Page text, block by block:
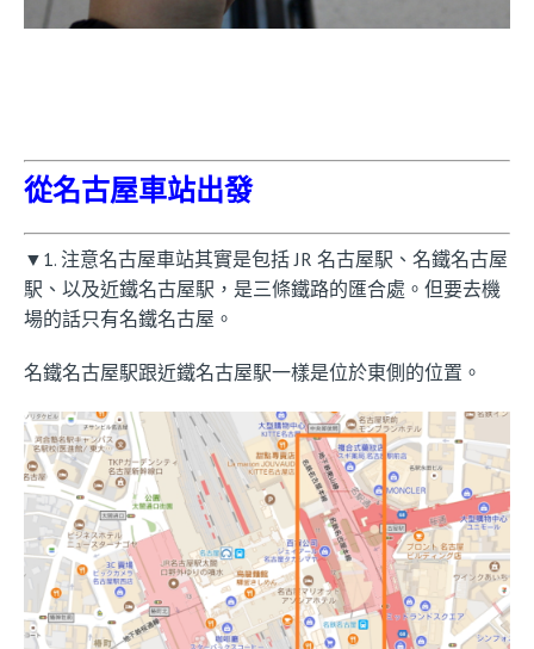
從名古屋車站出發
▼1. 注意名古屋車站其實是包括 JR 名古屋駅、名鐵名古屋
駅、以及近鐵名古屋駅，是三條鐵路的匯合處。但要去機
場的話只有名鐵名古屋。
名鐵名古屋駅跟近鐵名古屋駅一樣是位於東側的位置。